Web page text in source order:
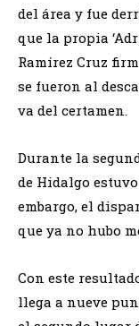
del área y fue
que la propia
Ramírez Cruz
se fueron al
va del certamen.
Durante la
de Hidalgo
embargo, el
que ya no hubo
Con este
llega a nueve